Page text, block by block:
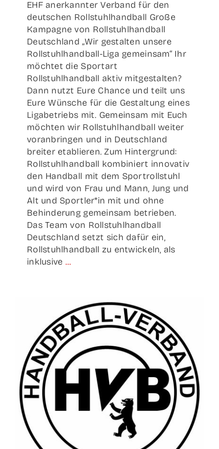
EHF anerkannter Verband für den
deutschen Rollstuhlhandball Große
Kampagne von Rollstuhlhandball
Deutschland „Wir gestalten unsere
Rollstuhlhandball-Liga gemeinsam“ Ihr
möchtet die Sportart
Rollstuhlhandball aktiv mitgestalten?
Dann nutzt Eure Chance und teilt uns
Eure Wünsche für die Gestaltung eines
Ligabetriebs mit. Gemeinsam mit Euch
möchten wir Rollstuhlhandball weiter
voranbringen und in Deutschland
breiter etablieren. Zum Hintergrund:
Rollstuhlhandball kombiniert innovativ
den Handball mit dem Sportrollstuhl
und wird von Frau und Mann, Jung und
Alt und Sportler*in mit und ohne
Behinderung gemeinsam betrieben.
Das Team von Rollstuhlhandball
Deutschland setzt sich dafür ein,
Rollstuhlhandball zu entwickeln, als
inklusive ...